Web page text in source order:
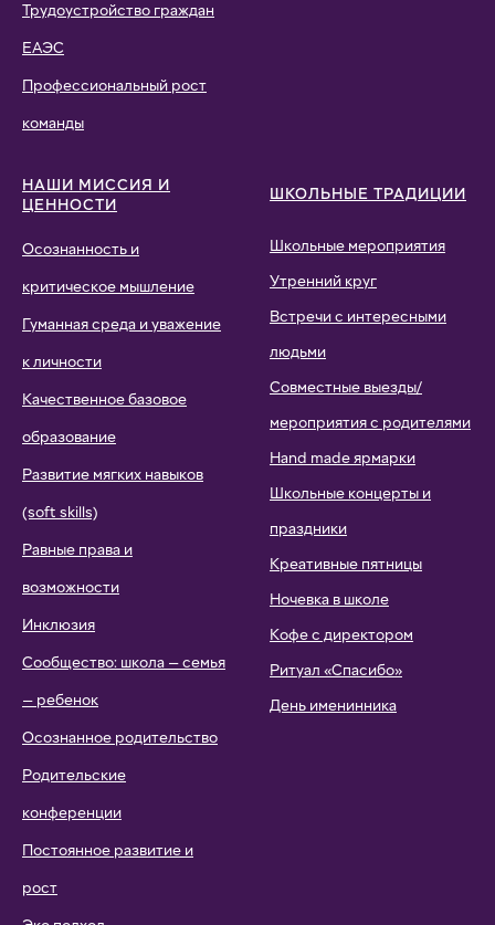
Трудоустройство граждан
ЕАЭС
Профессиональный рост
команды
НАШИ МИССИЯ И
ЦЕННОСТИ
Осознанность и
критическое мышление
Гуманная среда и уважение
к личности
Качественное базовое
образование
Развитие мягких навыков
(soft skills)
Равные права и
возможности
Инклюзия
Сообщество: школа — семья
— ребенок
Осознанное родительство
Родительские
конференции
Постоянное развитие и
рост
ШКОЛЬНЫЕ ТРАДИЦИИ
Школьные мероприятия
Утренний круг
Встречи с интересными
людьми
Совместные выезды/
мероприятия с родителями
Hand made ярмарки
Школьные концерты и
праздники
Креативные пятницы
Ночевка в школе
Кофе с директором
Ритуал «Спасибо»
День именинника